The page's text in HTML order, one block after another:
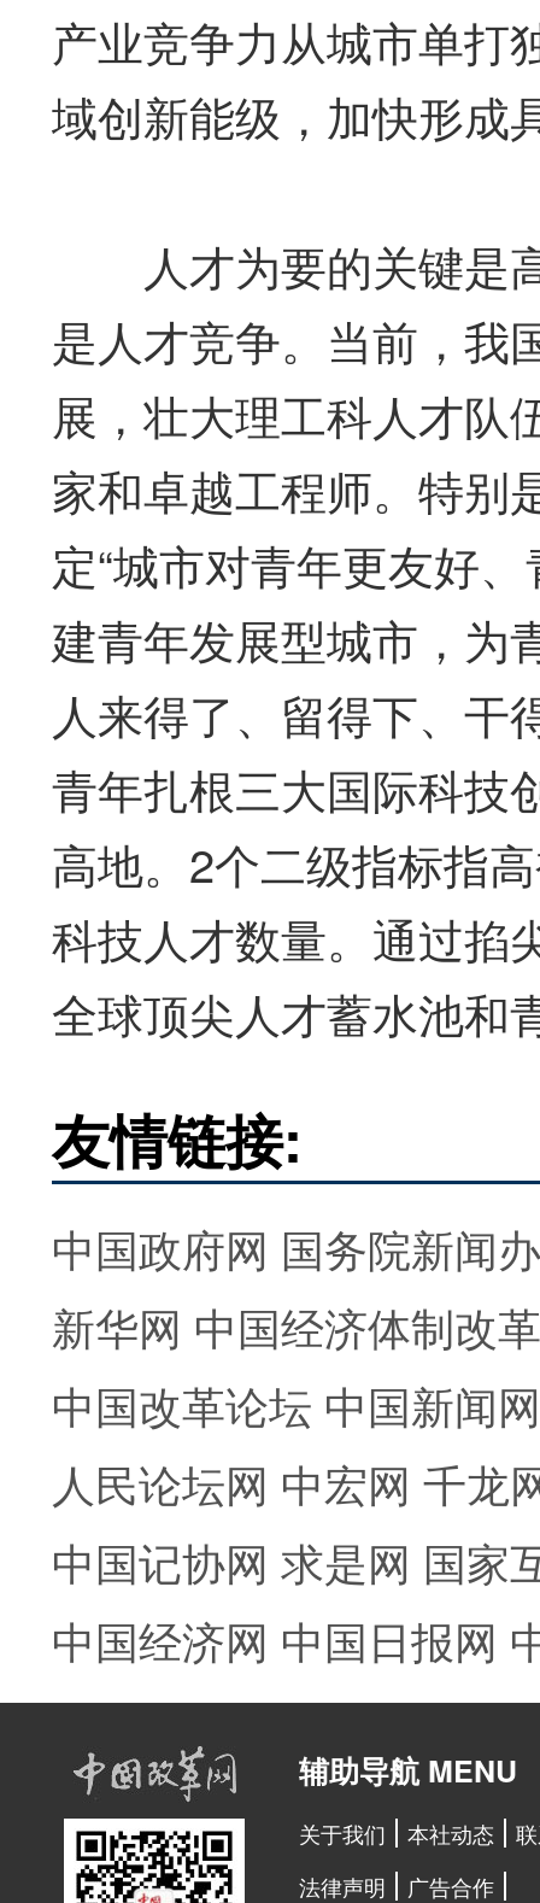
产业竞争力从城市单打
域创新能级，加快形成
人才为要的关键是
是人才竞争。当前，我
展，壮大理工科人才队
家和卓越工程师。特别
定“城市对青年更友好
建青年发展型城市，为
人来得了、留得下、干
青年扎根三大国际科技
高地。2个二级指标指
科技人才数量。通过掐
全球顶尖人才蓄水池和
友情链接:
中国政府网 国务院新闻
新华网 中国经济体制改
中国改革论坛 中国新闻网
人民论坛网 中宏网 千龙
中国记协网 求是网 国家
中国经济网 中国日报网
辅助导航 MENU
关于我们 本社动态
法律声明
广告合作